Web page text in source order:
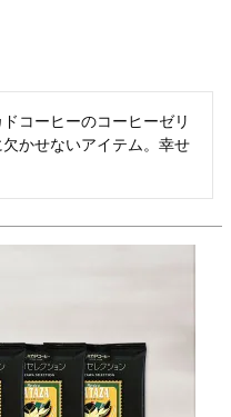
コーヒーのコーヒーゼリ
かせないアイテム。幸せ